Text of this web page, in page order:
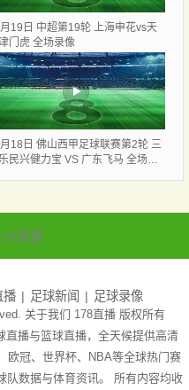
19日 中超第19轮 上海申花vs天
门虎 全场录像
18日 佛山西甲足球联赛第2轮 三
民兴健力宝 VS 广东飞马 全场录
直播
播 足球新闻 足球录像
关于我们 178直播 版权所有
直播与篮球直播，全天候提供高清
欧冠、世界杯、NBA等全球热门赛
队数据与体育资讯。 所有内容均收